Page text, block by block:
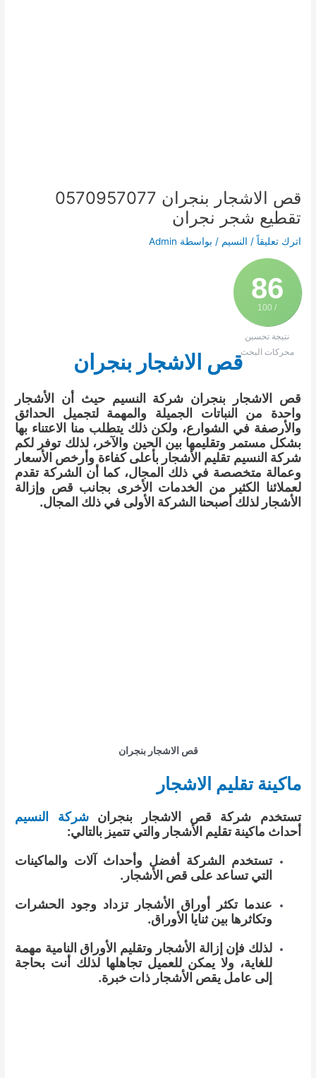
قص الاشجار بنجران 0570957077
تقطيع شجر نجران
اترك تعليقاً / النسيم / بواسطة Admin
86
/ 100
نتيجة تحسين
محركات البحثقص الاشجار بنجران
قص الاشجار بنجران شركة النسيم حيث أن الأشجار
واحدة من النباتات الجميلة والمهمة لتجميل الحدائق
والأرصفة في الشوارع، ولكن ذلك يتطلب منا الاعتناء بها
بشكل مستمر وتقليمها بين الحين والآخر، لذلك توفر لكم
شركة النسيم تقليم الأشجار بأعلى كفاءة وأرخص الأسعار
وعمالة متخصصة في ذلك المجال، كما أن الشركة تقدم
لعملائنا الكثير من الخدمات الأخرى بجانب قص وإزالة
الأشجار لذلك أصبحنا الشركة الأولى في ذلك المجال.
قص الاشجار بنجران
ماكينة تقليم الاشجار
تستخدم شركة قص الاشجار بنجرانشركة النسيم
أحداث ماكينة تقليم الأشجار والتي تتميز بالتالي:
تستخدم الشركة أفضل وأحداث آلات والماكينات
التي تساعد على قص الأشجار.
عندما تكثر أوراق الأشجار تزداد وجود الحشرات
وتكاثرها بين ثنايا الأوراق.
لذلك فإن إزالة الأشجار وتقليم الأوراق النامية مهمة
للغاية، ولا يمكن للعميل تجاهلها لذلك أنت بحاجة
إلى عامل يقص الأشجار ذات خبرة.